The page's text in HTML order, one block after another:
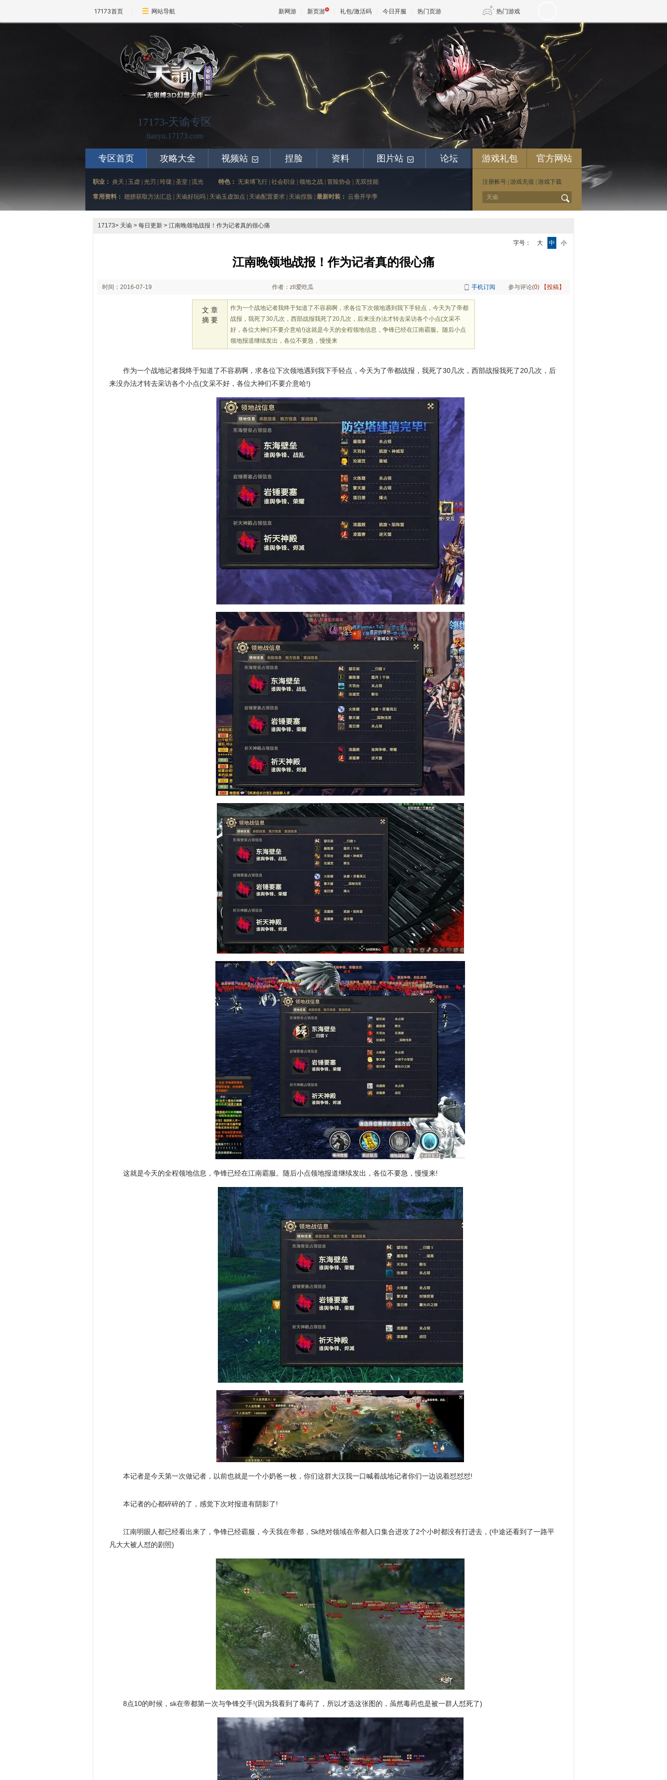
17173首页 网站导航 新网游 新页游 礼包/激活码 今日开服 热门页游 热门游戏
魔兽 DNF 传奇4
天堂 剑网3旗舰版 新天龙八部
王权与自由 诛仙世界 新仙侠5
17173-天谕专区
tianyu.17173.com
专区首页 攻略大全 视频站 + 捏脸 资料 图片站 + 论坛
职业： 炎天 玉虚 光刃 玲珑 圣堂 流光 特色： 无束缚飞行 社会职业 领地之战 冒险协会 无双技能
常用资料： 翅膀获取方法汇总 天谕好玩吗 天谕玉虚加点 天谕配置要求 天谕捏脸 最新时装： 云垂开学季
游戏礼包 官方网站
注册帐号 游戏充值 游戏下载
*
17173> 天谕 > 每日更新 > 江南晚领地战报！作为记者真的很心痛
字号： 大 中 小
江南晚领地战报！作为记者真的很心痛
时间：2016-07-19 作者：zll爱吃瓜 手机订阅 参与评论(0) 【投稿】
文 章
摘 要
作为一个战地记者我终于知道了不容易啊，求各位下次领地遇到我下手轻点，今天为了帝都
战报，我死了30几次，西部战报我死了20几次，后来没办法才转去采访各个小点(文采不
好，各位大神们不要介意哈!)这就是今天的全程领地信息，争锋已经在江南霸服。随后小点
领地报道继续发出，各位不要急，慢慢来
作为一个战地记者我终于知道了不容易啊，求各位下次领地遇到我下手轻点，今天为了帝都战报，我死了30几次，西部战报我死了20几次，后
来没办法才转去采访各个小点(文采不好，各位大神们不要介意哈!)
这就是今天的全程领地信息，争锋已经在江南霸服。随后小点领地报道继续发出，各位不要急，慢慢来!
本记者是今天第一次做记者，以前也就是一个小奶爸一枚，你们这群大汉我一口喊着战地记者你们一边说着怼怼怼!
本记者的心都碎碎的了，感觉下次对报道有阴影了!
江南明眼人都已经看出来了，争锋已经霸服，今天我在帝都，Sk绝对领域在帝都入口集合进攻了2个小时都没有打进去，(中途还看到了一路平
凡大大被人怼的剧照)
8点10的时候，sk在帝都第一次与争锋交手!(因为我看到了毒药了，所以才选这张图的，虽然毒药也是被一群人怼死了)